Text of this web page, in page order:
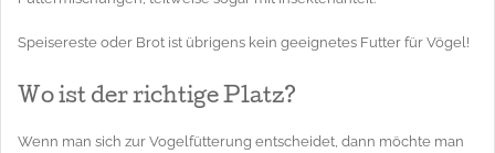
Speisereste oder Brot ist übrigens kein geeignetes Futter für Vögel!
Wo ist der richtige Platz?
Wenn man sich zur Vogelfütterung entscheidet, dann möchte man